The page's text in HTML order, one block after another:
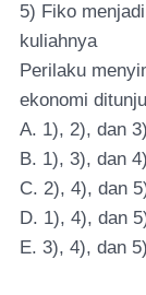
5) Fiko
kuliahnya
Perilaku
ekonomi
A. 1), 2), dan 3)
B. 1), 3), dan 4)
C. 2), 4), dan
D. 1), 4), dan
E. 3), 4), dan 5)